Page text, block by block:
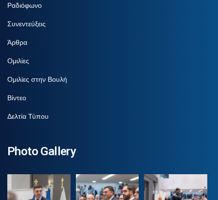
Ραδιόφωνο
Συνεντεύξεις
Άρθρα
Ομιλίες
Ομιλίες στην Βουλή
Βίντεο
Δελτία Τύπου
Photo Gallery